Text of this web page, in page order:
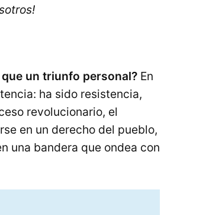
un triunfo personal? En
ha sido resistencia,
revolucionario, el
en un derecho del pueblo,
una bandera que ondea con